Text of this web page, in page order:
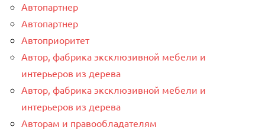
Автопартнер
Автопартнер
Автоприоритет
Автор, фабрика эксклюзивной мебели и
интерьеров из дерева
Автор, фабрика эксклюзивной мебели и
интерьеров из дерева
Авторам и правообладателям